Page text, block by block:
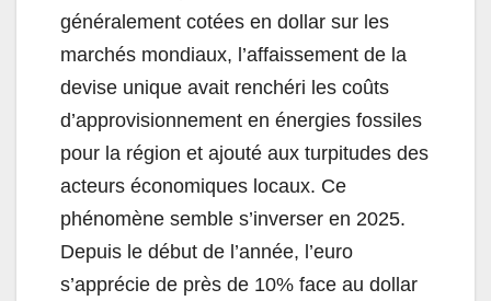
généralement cotées en dollar sur les
marchés mondiaux, l’affaissement de la
devise unique avait renchéri les coûts
d’approvisionnement en énergies fossiles
pour la région et ajouté aux turpitudes des
acteurs économiques locaux. Ce
phénomène semble s’inverser en 2025.
Depuis le début de l’année, l’euro
s’apprécie de près de 10% face au dollar